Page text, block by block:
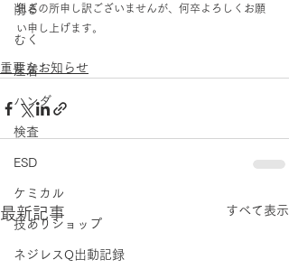
削る
むく
圧着
ハンダ
検査
ESD
ケミカル
技ありショップ
ネジレスQ出動記録
急ぎの所申し訳ございませんが、何卒よろしくお願
い申し上げます。
重要なお知らせ
最新記事 すべて表示